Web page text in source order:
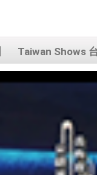
Taiwan Shows